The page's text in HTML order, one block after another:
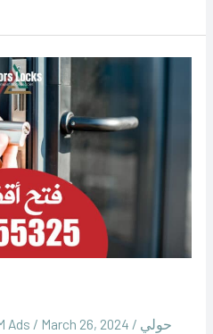
/ March 26, 2024 / حولي